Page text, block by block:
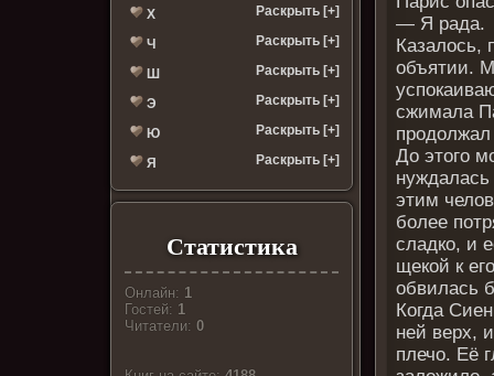
Х Раскрыть [+]
Ч Раскрыть [+]
Ш Раскрыть [+]
Э Раскрыть [+]
Ю Раскрыть [+]
Я Раскрыть [+]
Статистика
Онлайн: 1
Гостей: 1
Читатели:0
— Я рада.
Казалось,
объятии.
сжимала
продолжал
До этого
нуждалась
этим
более
сладко, и
щекой к
обвилась
Когда
ней верх,
плечо. Её